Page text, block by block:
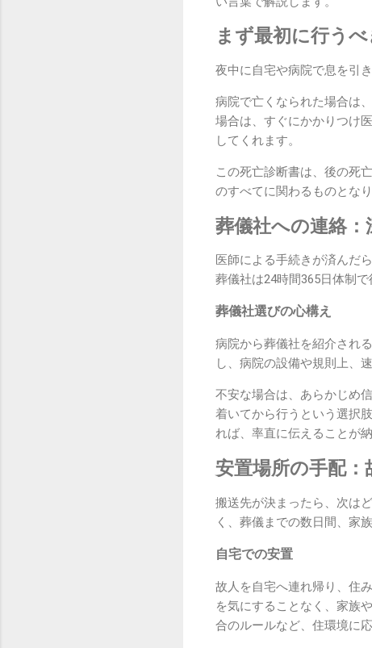
まず最初に行う
夜中に自宅や病院で息を引
病院で亡くなられた場合は
場合は、すぐにかかりつけ
してくれます。
この死亡診断書は、後の死
のすべてに関わるものとな
葬儀社への連絡
医師による手続きが済んだ
葬儀社は24時間365日体制
葬儀社選びの心構え
病院から葬儀社を紹介され
し、病院の設備や規則上、
不安な場合は、あらかじめ
着いてから行うという選択
れば、率直に伝えることが
安置場所の手配
搬送先が決まったら、次は
く、葬儀までの数日間、家
自宅での安置
故人を自宅へ連れ帰り、住
を気にすることなく、家族
合のルールなど、住環境に